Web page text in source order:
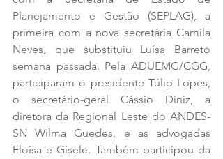
Planejamento e Gestão (SEPLAG), a
primeira com a nova secretária Camila
Neves, que substituiu Luísa Barreto
semana passada. Pela ADUEMG/CGG,
participaram o presidente Túlio Lopes,
o secretário-geral Cássio Diniz, a
diretora da Regional Leste do ANDES-
SN Wilma Guedes, e as advogadas
Eloisa e Gisele. Também participou da